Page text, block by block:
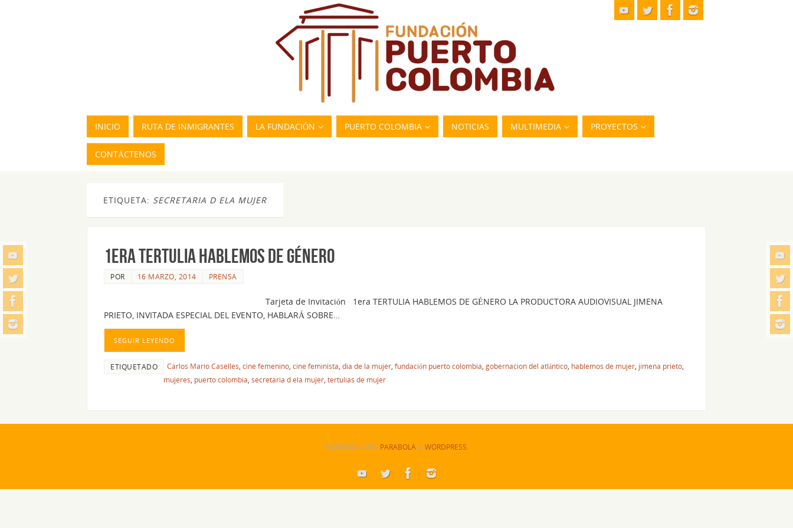
INICIO RUTA DE INMIGRANTES LA FUNDACIÓN PUERTO COLOMBIA NOTICIAS MULTIMEDIA PROYECTOS
CONTÁCTENOS
ETIQUETA: SECRETARIA D ELA MUJER
1era TERTULIA HABLEMOS DE GÉNERO
POR 16 MARZO, 2014 PRENSA
Tarjeta de Invitación 1era TERTULIA HABLEMOS DE GÉNERO LA PRODUCTORA AUDIOVISUAL JIMENA
PRIETO, INVITADA ESPECIAL DEL EVENTO, HABLARÁ SOBRE…
SEGUIR LEYENDO
ETIQUETADO Carlos Mario Caselles cine femenino cine feminista dia de la mujer fundación puerto colombia gobernacion del atlántico hablemos de mujer jimena prieto
mujeres puerto colombia secretaria d ela mujer tertulias de mujer
FUNCIONA CON PARABOLA&WORDPRESS.